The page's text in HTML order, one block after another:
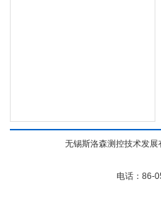
无锡斯洛森测控技术发
电话：86-